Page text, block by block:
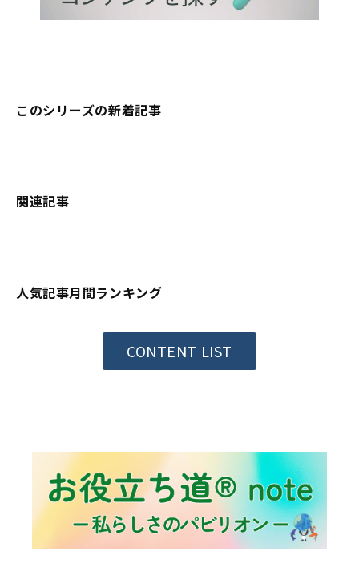
このシリーズの新着記事
関連記事
人気記事月間ランキング
CONTENT LIST